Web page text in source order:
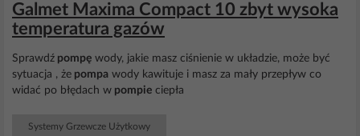
Galmet Maxima Compact 10 zbyt wysoka
temperatura gazów
Sprawdź pompę wody, jakie masz ciśnienie w układzie, może być
sytuacja , że pompa wody kawituje i masz za mały przepływ co
widać po błędach w pompie ciepła
Systemy Grzewcze Użytkowy